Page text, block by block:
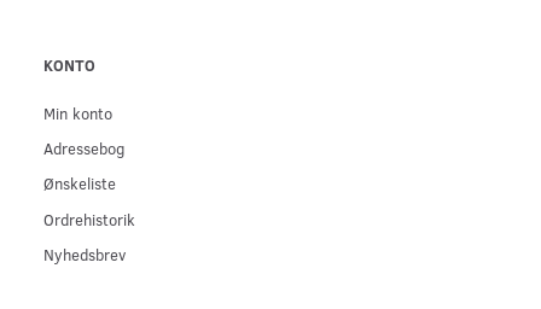
KONTO
Min konto
Adressebog
Ønskeliste
Ordrehistorik
Nyhedsbrev